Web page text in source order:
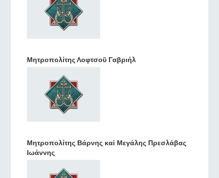
Μητροπολίτης Λοφτσοῦ Γαβριήλ
Μητροπολίτης Βάρνης καί Μεγάλης Πρεσλάβας
Ιωάννης